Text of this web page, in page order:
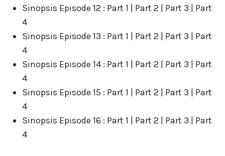
Sinopsis Episode 12 : Part 1 | Part 2 | Part 3 | Part
4
Sinopsis Episode 13 : Part 1 | Part 2 | Part 3 | Part
4
Sinopsis Episode 14 : Part 1 | Part 2 | Part 3 | Part
4
Sinopsis Episode 15 : Part 1 | Part 2 | Part 3 | Part
4
Sinopsis Episode 16 : Part 1 | Part 2 | Part 3 | Part
4